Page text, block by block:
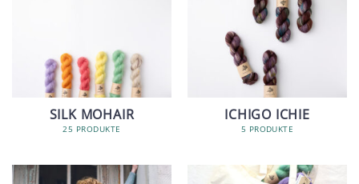
SILK MOHAIR
25 PRODUKTE
ICHIGO ICHIE
5 PRODUKTE